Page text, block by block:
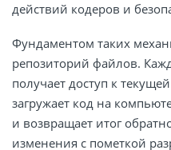
действий кодеров и
Фундаментом таких
репозиторий файлов.
получает доступ к
загружает код на
и возвращает итог
изменения с пометкой